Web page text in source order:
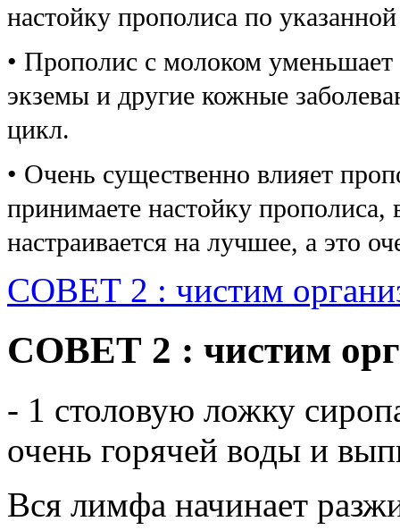
настойку прополиса по
• Прополис с молоком уменьшает
экземы и другие кожные
цикл.
• Очень существенно влияет
принимаете настойку
настраивается на лучшее, а это
СОВЕТ 2 : чистим
СОВЕТ 2 : чистим
- 1 столовую ложку
очень горячей воды и
Вся лимфа начинает